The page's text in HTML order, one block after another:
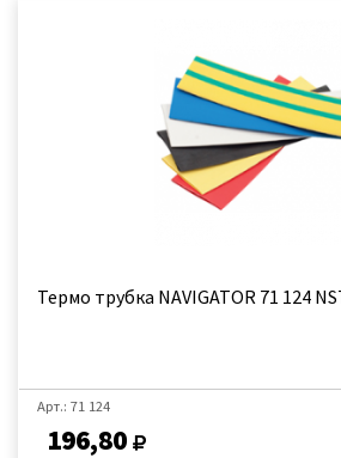
Термо трубка NAVIGATOR 71 124
Арт.: 71 124
196,80